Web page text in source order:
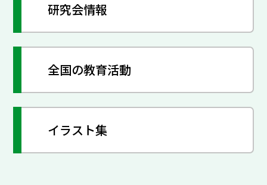
研究会情報
全国の教育活動
イラスト集